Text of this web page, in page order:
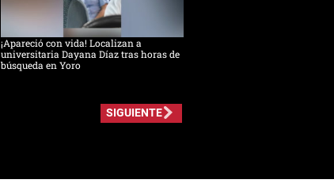
¡Apareció con vida! Localizan a
universitaria Dayana Díaz tras horas de
búsqueda en Yoro
SIGUIENTE